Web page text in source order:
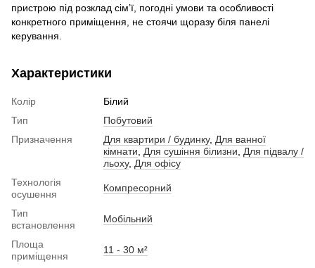
пристрою під розклад сім’ї, погодні умови та особливості
конкретного приміщення, не стоячи щоразу біля панелі
керування.
Характеристики
Колір
Білий
Тип
Побутовий
Призначення
Для квартири / будинку, Для ванної
кімнати
Для сушіння білизни
Для підвалу /
льоху, Для офісу
Технологія
осушення
Компресорний
Тип
встановлення
Мобільний
Площа
приміщення
11 - 30 м²